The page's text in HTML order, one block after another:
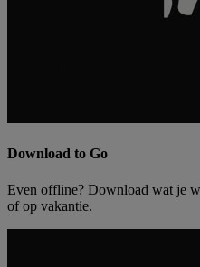
Download to Go
Even offline? Download wat je
of op vakantie.